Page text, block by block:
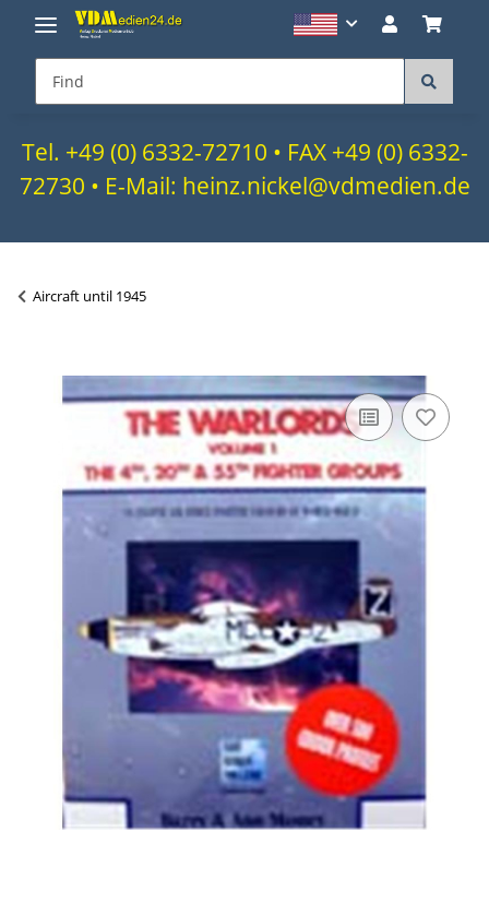
Tel. +49 (0) 6332-72710 • FAX +49 (0) 6332-
72730 • E-Mail: heinz.nickel@vdmedien.de
Aircraft until 1945